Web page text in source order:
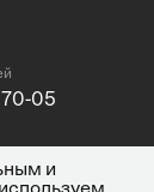
70-05
и